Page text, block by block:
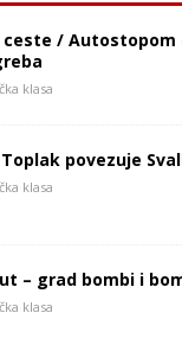
ceste / Autostopom
klasa
Toplak povezuje
klasa
– grad bombi i
klasa